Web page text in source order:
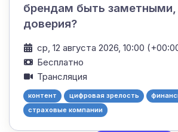
брендам быть заметными,
доверия?
ср, 12 августа 2026, 10:00
Бесплатно
Трансляция
контент цифровая зрелость
страховые компании